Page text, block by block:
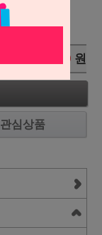
0 원
관심상품